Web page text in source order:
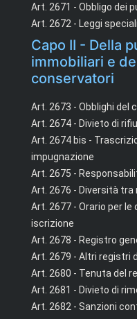
Art. 2671 - Obbligo dei
Art. 2672 - Leggi speciali
Capo II - Della
immobiliari e
conservatori
Art. 2673 - Obblighi del
Art. 2674 - Divieto di
Art. 2674 bis -
impugnazione
Art. 2675 -
Art. 2676 - Diversità
Art. 2677 - Orario per
iscrizione
Art. 2678 - Registro
Art. 2679 - Altri registri
Art. 2680 - Tenuta del
Art. 2681 - Divieto di
Art. 2682 - Sanzioni